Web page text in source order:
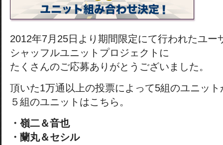
2012年7月25日より期間限定にて行われたユー
シャッフルユニットプロジェクトに
たくさんのご応募ありがとうございました。
頂いた1万通以上の投票によって5組のユニッ
５組のユニットはこちら。
・嶺二＆音也
・蘭丸＆セシル